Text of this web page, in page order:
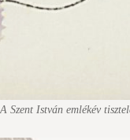
A Szent István emlékév